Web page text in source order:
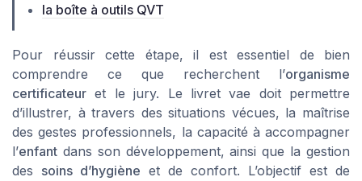
la boîte à outils QVT
Pour réussir cette étape, il est essentiel de bien
comprendre ce que recherchent l’organisme
certificateur et le jury. Le livret vae doit permettre
d’illustrer, à travers des situations vécues, la maîtrise
des gestes professionnels, la capacité à accompagner
l’enfant dans son développement, ainsi que la gestion
des soins d’hygiène et de confort. L’objectif est de